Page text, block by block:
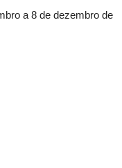
a 8 de dezembro de